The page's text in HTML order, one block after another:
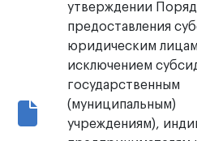
утверждении
предоставления
юридическим лицам
исключением
государственным
(муниципальным)
учреждениям),